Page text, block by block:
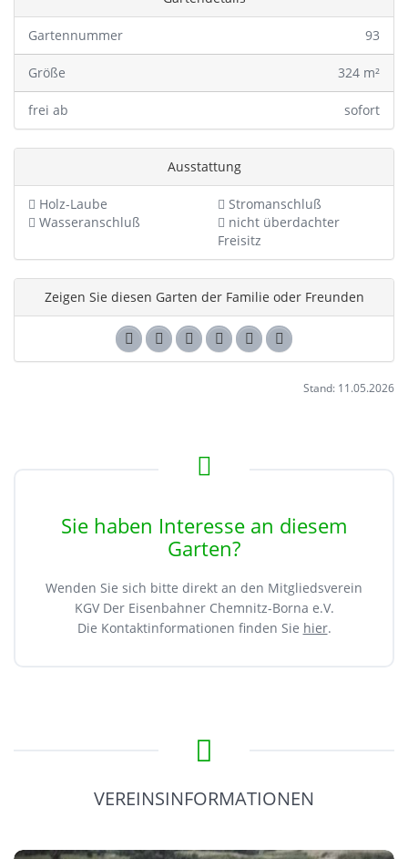
Gartennummer 93
Größe 324 m²
frei ab sofort
Ausstattung
Holz-Laube
Stromanschluß
Wasseranschluß
nicht überdachter
Freisitz
Zeigen Sie diesen Garten der Familie oder Freunden
Stand: 11.05.2026
Sie haben Interesse an diesem
Garten?
Wenden Sie sich bitte direkt an den Mitgliedsverein
KGV Der Eisenbahner Chemnitz-Borna e.V.
Die Kontaktinformationen finden Sie hier.
VEREINSINFORMATIONEN